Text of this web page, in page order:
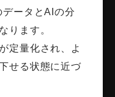
ータとAIの分
ります。
定量化され、よ
せる状態に近づ